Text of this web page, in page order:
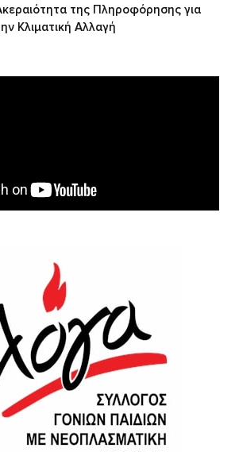
της Πληροφόρησης για
Κλιματική Αλλαγή